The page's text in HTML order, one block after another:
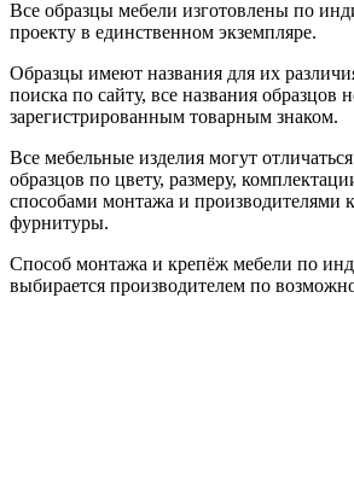
Все образцы мебели изготовлены по
проекту в единственном экземпляре.
Образцы имеют названия для их
поиска по сайту, все названия образцов
зарегистрированным товарным знаком.
Все мебельные изделия могут
образцов по цвету, размеру,
способами монтажа и производителями
фурнитуры.
Способ монтажа и крепёж мебели по
выбирается производителем по